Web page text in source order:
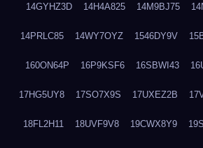
14GYHZ3D 14H4A825 14M9BJ75
14PRLC85 14WY7OYZ 1546DY9V
160ON64P 16P9KSF6 16SBWI43
17HG5UY8 17SO7X9S 17UXEZ2B
18FL2H11 18UVF9V8 19CWX8Y9